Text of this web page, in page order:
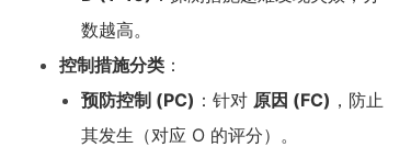
数越高。
控制措施分类 ：
预防控制 (PC) ：针对 原因 (FC) ，防止
其发生（对应 O 的评分）。